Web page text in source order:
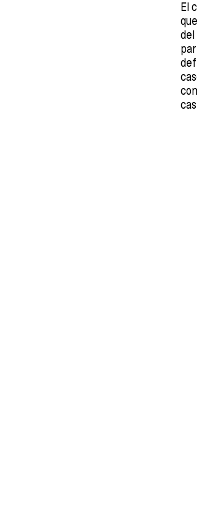
El
del